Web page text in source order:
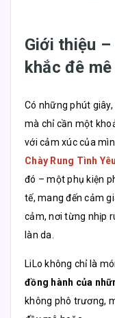
Giới thiệu –
khắc đê
Có những phút
mà chỉ cần một
với cảm xúc của
Chày Rung Tình
đó – một phụ kiện
tế, mang đến cảm
cảm, nơi từng nhịp
làn da.
LiLo không chỉ là
đồng hành của
không phô trương,